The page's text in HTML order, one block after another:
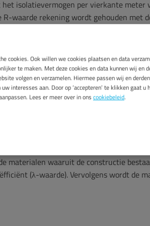
cookies. Ook willen we cookies plaatsen en data
te maken. Met deze cookies en data kunnen wij en
volgen en verzamelen. Hiermee passen wij en
interesses aan. Door op ‘accepteren’ te klikken gaat u
Lees er meer over in ons cookiebeleid.
isolatievermogen per vierkante meter
waarde rekening wordt gehouden met
genoemd en staat voorResistenceD
de thermische weerstand van
muren, glas, daken envloeren
vermogen van een
(+ formule)
materialen waaruit de constructie
(λ-waarde). Vervolgens wordt de